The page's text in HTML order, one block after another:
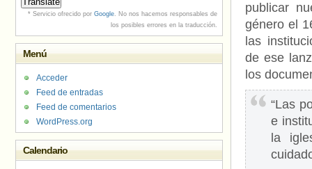
publicar
género el
las
de ese
los
“Las
e
la
* Servicio ofrecido por Google. No nos hacemos responsables de
los posibles errores en la traducción.
Menú
Acceder
Feed de entradas
Feed de comentarios
WordPress.org
Calendario